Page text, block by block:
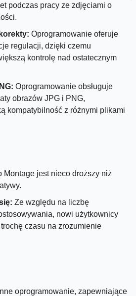
podczas pracy ze zdjęciami o
Oprogramowanie oferuje
regulacji, dzięki czemu
kontrolę nad ostatecznym
Oprogramowanie obsługuje
obrazów JPG i PNG,
kompatybilność z różnymi plikami
Montage jest nieco droższy niż
Ze względu na liczbę
nowi użytkownicy
czasu na zrozumienie
oprogramowanie, zapewniające